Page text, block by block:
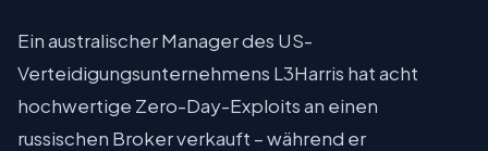
Ein australischer Manager des US-
Verteidigungsunternehmens L3Harris hat acht
hochwertige Zero-Day-Exploits an einen
russischen Broker verkauft – während er